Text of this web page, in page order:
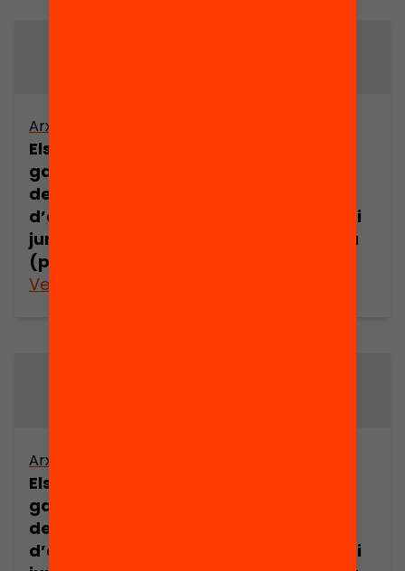
Arxiu
Els drets i les
garanties dels
demandants
d’asil en l’espai
jurídic europeu
(part 7)
Veure’n més
d’asil en l’espai
jurídic europeu
Arxiu
Els drets i les
garanties dels
demandants
d’asil en l’espai
d’asil en l’espai